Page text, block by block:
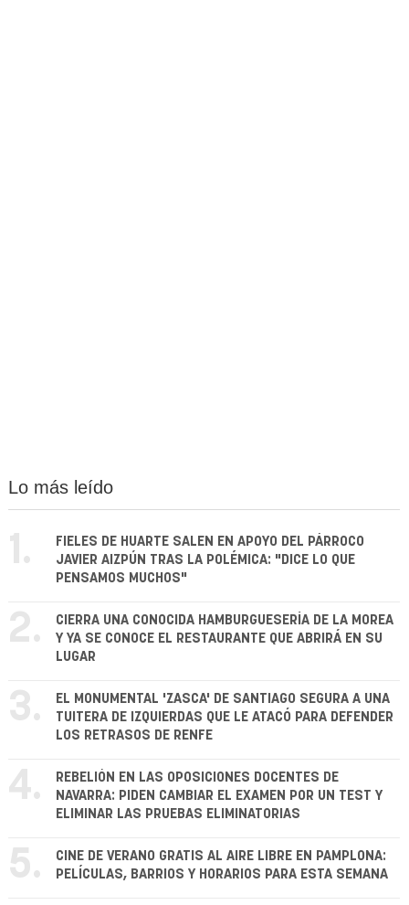
Lo más leído
1.
FIELES DE HUARTE SALEN EN APOYO DEL PÁRROCO
JAVIER AIZPÚN TRAS LA POLÉMICA: "DICE LO QUE
PENSAMOS MUCHOS"
2.
CIERRA UNA CONOCIDA HAMBURGUESERÍA DE LA MOREA
Y YA SE CONOCE EL RESTAURANTE QUE ABRIRÁ EN SU
LUGAR
3.
EL MONUMENTAL 'ZASCA' DE SANTIAGO SEGURA A UNA
TUITERA DE IZQUIERDAS QUE LE ATACÓ PARA DEFENDER
LOS RETRASOS DE RENFE
4.
REBELIÓN EN LAS OPOSICIONES DOCENTES DE
NAVARRA: PIDEN CAMBIAR EL EXAMEN POR UN TEST Y
ELIMINAR LAS PRUEBAS ELIMINATORIAS
5.
CINE DE VERANO GRATIS AL AIRE LIBRE EN PAMPLONA:
PELÍCULAS, BARRIOS Y HORARIOS PARA ESTA SEMANA